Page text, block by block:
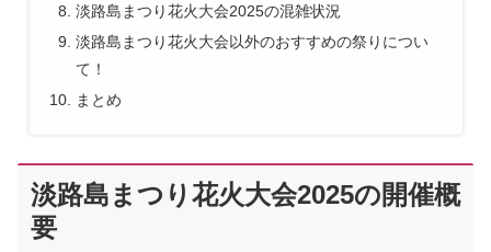
淡路島まつり花火大会2025の混雑状況
淡路島まつり花火大会以外のおすすめの祭りについ
て！
まとめ
淡路島まつり花火大会2025の開催概
要